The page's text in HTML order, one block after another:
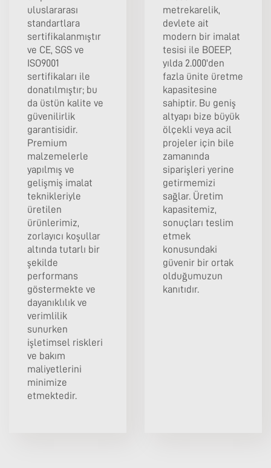
uluslararası
standartlara
sertifikalanmıştır
ve CE, SGS ve
ISO9001
sertifikaları ile
donatılmıştır; bu
da üstün kalite ve
güvenilirlik
garantisidir.
Premium
malzemelerle
yapılmış ve
gelişmiş imalat
teknikleriyle
üretilen
ürünlerimiz,
zorlayıcı koşullar
altında tutarlı bir
şekilde
performans
göstermekte ve
dayanıklılık ve
verimlilik
sunurken
işletimsel riskleri
ve bakım
maliyetlerini
minimize
etmektedir.
metrekarelik,
devlete ait
modern bir imalat
tesisi ile BOEEP,
yılda 2.000'den
fazla ünite üretme
kapasitesine
sahiptir. Bu geniş
altyapı bize büyük
ölçekli veya acil
projeler için bile
zamanında
siparişleri yerine
getirmemizi
sağlar. Üretim
kapasitemiz,
sonuçları teslim
etmek
konusundaki
güvenir bir ortak
olduğumuzun
kanıtıdır.